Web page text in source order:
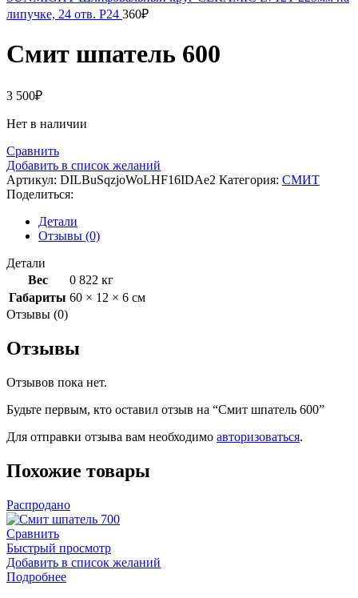
липучке, 24 отв. P24 360₽
Смит шпатель 600
3 500₽
Нет в наличии
Сравнить
Добавить в список желаний
Артикул: DILBuSqzjoWoLHF16IDAe2 Категория: СМИТ
Поделиться:
Детали
Отзывы (0)
Детали
Вес
0 822 кг
Габариты 60 × 12 × 6 см
Отзывы (0)
Отзывы
Отзывов пока нет.
Будьте первым, кто оставил отзыв на “Смит шпатель 600”
Для отправки отзыва вам необходимо авторизоваться.
Похожие товары
Распродано
Сравнить
Быстрый просмотр
Добавить в список желаний
Подробнее